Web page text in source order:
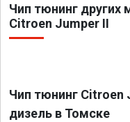
Чип тюнинг других
Citroen Jumper II
Чип тюнинг Citroen
дизель в Томске